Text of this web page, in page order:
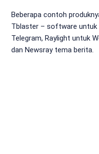
Beberapa contoh
Tblaster – software untuk
Telegram, Raylight untuk
dan Newsray tema berita.